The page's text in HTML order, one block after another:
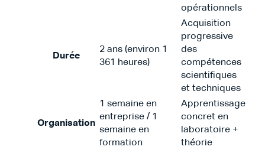
opérationnels
Durée
2 ans (environ 1
361 heures)
Acquisition
progressive
des
compétences
scientifiques
et techniques
Organisation
1 semaine en
entreprise / 1
semaine en
formation
Apprentissage
concret en
laboratoire +
théorie